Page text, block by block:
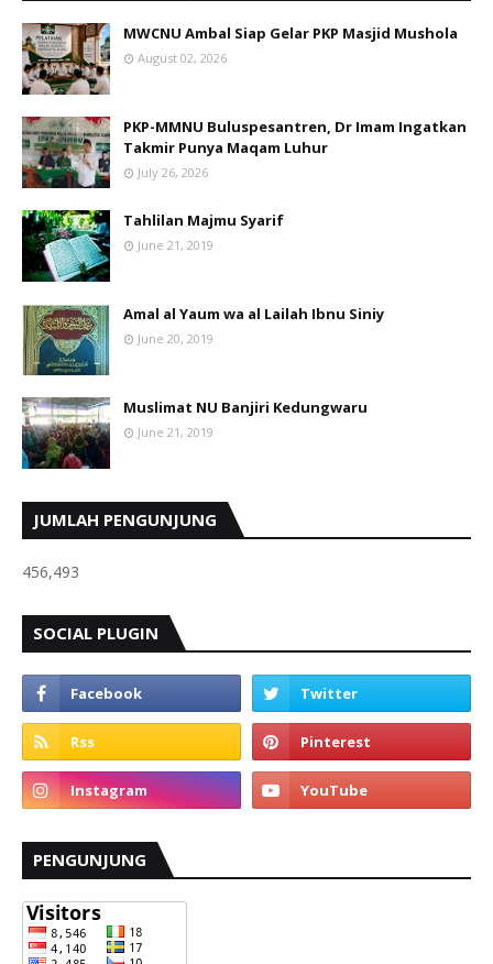
MWCNU Ambal Siap Gelar PKP Masjid Mushola
August 02, 2026
PKP-MMNU Buluspesantren, Dr Imam Ingatkan
Takmir Punya Maqam Luhur
July 26, 2026
Tahlilan Majmu Syarif
June 21, 2019
Amal al Yaum wa al Lailah Ibnu Siniy
June 20, 2019
Muslimat NU Banjiri Kedungwaru
June 21, 2019
JUMLAH PENGUNJUNG
456,493
SOCIAL PLUGIN
PENGUNJUNG